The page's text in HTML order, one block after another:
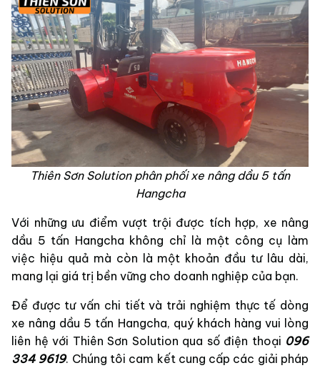
Thiên Sơn Solution phân phối xe nâng dầu 5 tấn
Hangcha
Với những ưu điểm vượt trội được tích hợp, xe nâng
dầu 5 tấn Hangcha không chỉ là một công cụ làm
việc hiệu quả mà còn là một khoản đầu tư lâu dài,
mang lại giá trị bền vững cho doanh nghiệp của bạn.
Để được tư vấn chi tiết và trải nghiệm thực tế dòng
xe nâng dầu 5 tấn Hangcha, quý khách hàng vui lòng
liên hệ với Thiên Sơn Solution qua số điện thoại 096
334 9619. Chúng tôi cam kết cung cấp các giải pháp